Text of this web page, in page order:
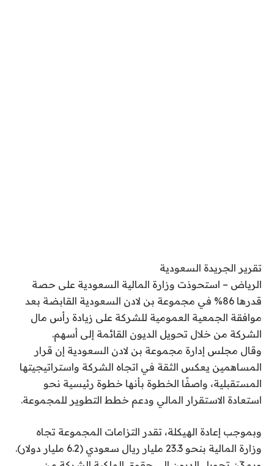
تقرير الجريدة السعودية
الرياض – استحوذت وزارة المالية السعودية على حصة
قدرها 86% في مجموعة بن لادن السعودية القابضة بعد
موافقة الجمعية العمومية للشركة على زيادة رأس مال
الشركة من خلال تحويل الديون القائمة إلى أسهم.
وقال مجلس إدارة مجموعة بن لادن السعودية إن قرار
المساهمين يعكس الثقة في اتجاه الشركة واستراتيجيتها
المستقبلية، واصفًا الخطوة بأنها خطوة رئيسية نحو
استعادة الاستقرار المالي ودعم خطط التطوير للمجموعة.
وبموجب إعادة الهيكلة، تقدر التزامات المجموعة تجاه
وزارة المالية بنحو 23.3 مليار ريال سعودي (6.2 مليار دولار).